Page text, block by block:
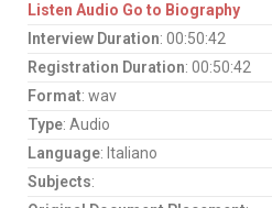
Listen Audio Go to Biography
Interview Duration: 00:50:42
Registration Duration: 00:50:42
Format: wav
Type: Audio
Language: Italiano
Subjects: